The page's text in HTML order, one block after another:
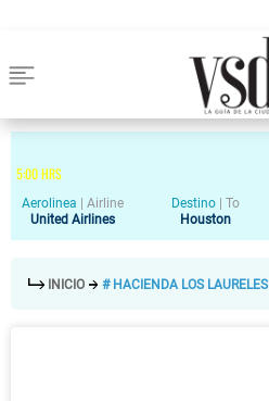
5:00HRS
Aerolinea
Airline
United Airlines
Destino
To
Houston
INICIO # HACIENDA LOS LAURELES